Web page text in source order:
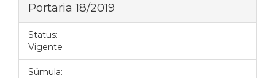
Portaria 18/2019
Status:
Vigente
Súmula: